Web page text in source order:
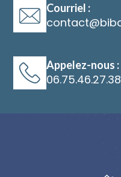
Courriel :
@
Appelez-nous :
06.75.46.27.38